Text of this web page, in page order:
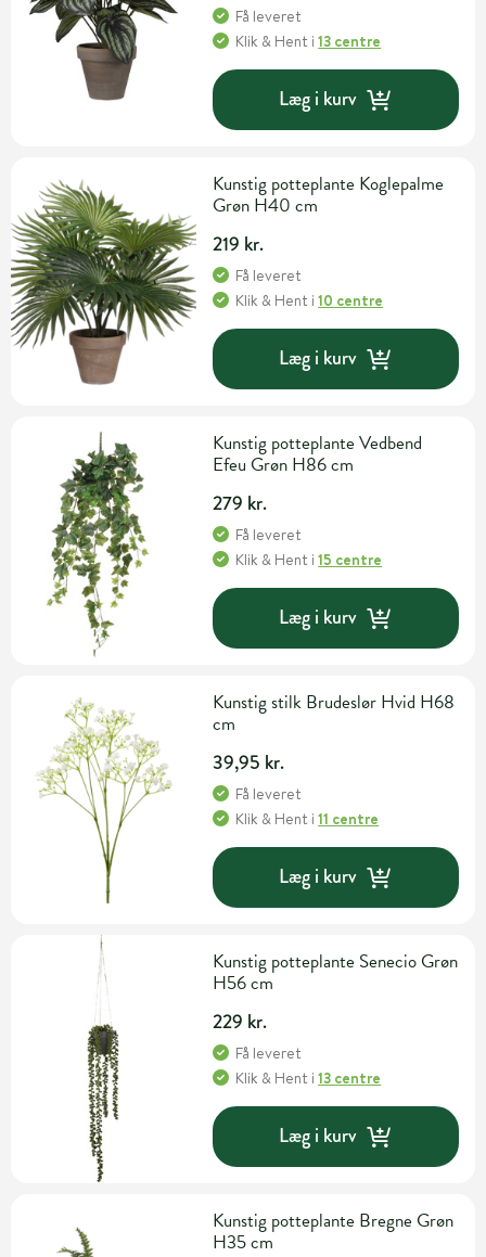
Få leveret
Klik & Hent i13 centre
Læg i kurv
Kunstig potteplante Koglepalme
Grøn H40 cm
219 kr.
Få leveret
Klik & Hent i10 centre
Læg i kurv
Kunstig potteplante Vedbend
Efeu Grøn H86 cm
279 kr.
Få leveret
Klik & Hent i15 centre
Læg i kurv
Kunstig stilk Brudeslør Hvid H68
cm
39,95 kr.
Få leveret
Klik & Hent i11 centre
Læg i kurv
Kunstig potteplante Senecio Grøn
H56 cm
229 kr.
Få leveret
Klik & Hent i13 centre
Læg i kurv
Kunstig potteplante Bregne Grøn
H35 cm